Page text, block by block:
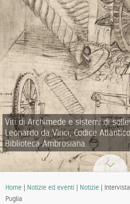
Viti di Archimede e sistemi di
Leonardo da Vinci, Codice
Biblioteca Ambrosiana.
Home | Notizie ed eventi | Notizie |
Puglia